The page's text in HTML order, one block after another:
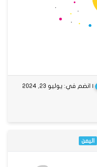
| انضم في: يوليو 23, 2024
اليمن